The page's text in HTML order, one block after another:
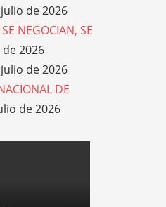
de 2026
NEGOCIAN, SE
2026
de 2026
DE
de 2026